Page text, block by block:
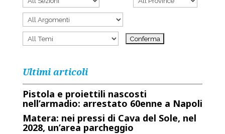
Ultimi articoli
Pistola e proiettili nascosti
nell’armadio: arrestato 60enne a Napoli
Matera: nei pressi di Cava del Sole, nel
2028, un’area parcheggio